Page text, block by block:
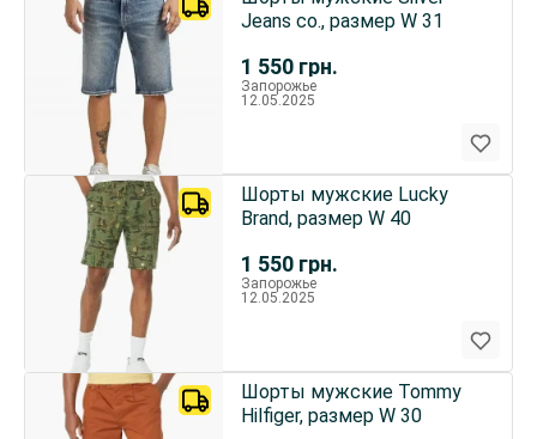
1 550 грн.
Jeans co., размер W 31
Запорожье
12.05.2025
1 550 грн.
Шорты мужские Lucky
Brand, размер W 40
Запорожье
12.05.2025
Шорты мужские Tommy
Hilfiger, размер W 30